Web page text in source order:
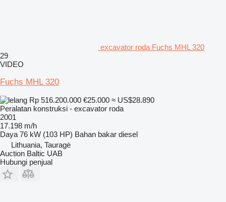
excavator roda Fuchs MHL 320
29
VIDEO
Fuchs MHL 320
Rp 516.200.000 €25.000 ≈ US$28.890
Peralatan konstruksi - excavator roda
2001
17.198 m/h
Daya 76 kW (103 HP) Bahan bakar diesel
Lithuania, Tauragė
Auction Baltic UAB
Hubungi penjual